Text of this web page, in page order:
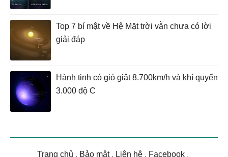
Top 7 bí mật về Hệ Mặt trời vẫn chưa có lời
giải đáp
Hành tinh có gió giật 8.700km/h và khí quyển
3.000 độ C
Trang chủ . Bảo mật. Liên hệ . Facebook .